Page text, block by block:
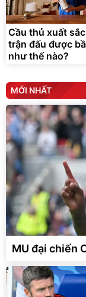
Cầu thủ xuất
trận đấu được
như thế nào?
MỚI NHẤT
MU đại chiến